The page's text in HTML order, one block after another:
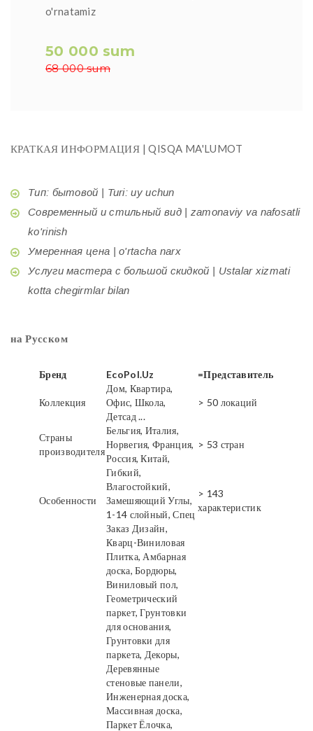
o'rnatamiz
50 000 sum
68 000 sum
КРАТКАЯ ИНФОРМАЦИЯ | QISQA MA'LUMOT
Тип: бытовой | Turi: uy uchun
Современный и стильный вид | zamonaviy va nafosatli
ko'rinish
Умеренная цена | o'rtacha narx
Услуги мастера с большой скидкой | Ustalar xizmati
kotta chegirmlar bilan
на Русском
Бренд EcoPol.Uz =Представитель
Коллекция
Дом, Квартира,
Офис, Школа,
Детсад ...
> 50 локаций
Страны
производителя
Бельгия, Италия,
Норвегия, Франция,
Россия, Китай,
> 53 стран
Особенности
Гибкий,
Влагостойкий,
Замешяющий Углы,
1-14 слойный, Спец
Заказ Дизайн,
> 143
характеристик
Кварц-Виниловая
Плитка, Амбарная
доска, Бордюры,
Виниловый пол,
Геометрический
паркет, Грунтовки
для основания,
Грунтовки для
паркета, Декоры,
Деревянные
стеновые панели,
Инженерная доска,
Массивная доска,
Паркет Ёлочка,